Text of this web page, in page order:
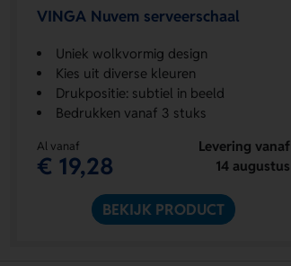
VINGA Nuvem serveerschaal
Uniek wolkvormig design
Kies uit diverse kleuren
Drukpositie: subtiel in beeld
Bedrukken vanaf 3 stuks
Al vanaf
€ 19,28
Levering vanaf
14 augustus
BEKIJK PRODUCT